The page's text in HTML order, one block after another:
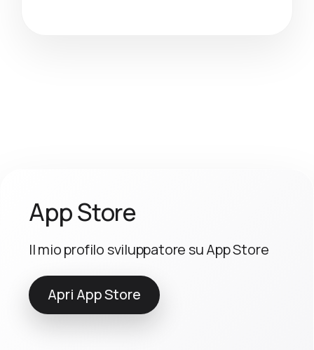
App Store
Il mio profilo sviluppatore su App Store
Apri App Store